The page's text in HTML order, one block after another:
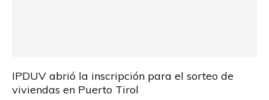
IPDUV abrió la inscripción para el sorteo de
viviendas en Puerto Tirol